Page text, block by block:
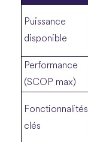
Puissance
disponible
Performance
(SCOP max)
Fonctionnalités
clés